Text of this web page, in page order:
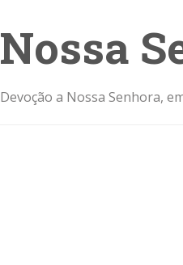
Nossa
Devoção a Nossa Senhora,